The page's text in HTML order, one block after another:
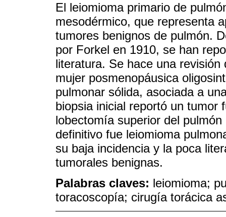
El leiomioma primario de
mesodérmico, que representa
tumores benignos de pulmón.
por Forkel en 1910, se han
literatura. Se hace una
mujer posmenopáusica
pulmonar sólida, asociada a
biopsia inicial reportó un tumor
lobectomía superior del
definitivo fue leiomioma
su baja incidencia y la poca
tumorales benignas.
Palabras claves: leiomioma;
toracoscopía; cirugía torácica